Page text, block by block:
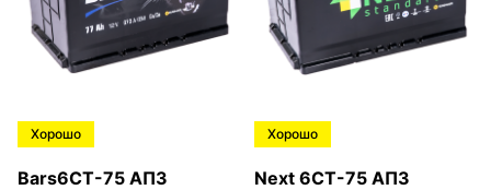
Хорошо
Bars6СТ-75 АПЗ
Хорошо
Next 6СТ-75 АПЗ